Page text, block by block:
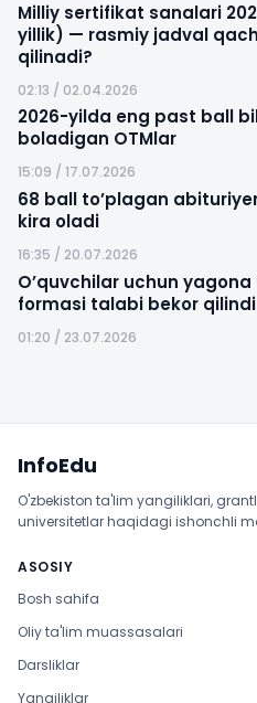
Milliy sertifikat sanalari
yillik) — rasmiy jadval
qilinadi?
02:13 / 02.04.2026
2026-yilda eng past ball
boladigan OTMlar
15:09 / 17.07.2026
68 ball to’plagan
kira oladi
16:35 / 20.07.2026
O’quvchilar uchun
formasi talabi bekor qilindi
01:20 / 23.07.2026
InfoEdu
O'zbekiston ta'lim yangiliklari,
universitetlar haqidagi ishonchli
ASOSIY
Bosh sahifa
Oliy ta'lim muassasalari
Darsliklar
Yangiliklar